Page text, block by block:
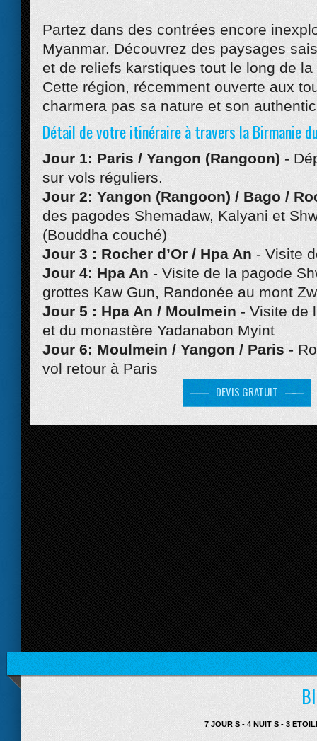
Partez dans des contrées encore
Myanmar. Découvrez des paysages
et de reliefs karstiques tout le long de
Cette région, récemment ouverte aux
charmera pas sa nature et son
Détail de votre itinéraire à travers la Birmanie
Jour 1: Paris / Yangon (Rangoon) -
sur vols réguliers.
Jour 2: Yangon (Rangoon) / Bago /
des pagodes Shemadaw, Kalyani et
(Bouddha couché)
Jour 3 : Rocher d’Or / Hpa An- Visite
Jour 4: Hpa An - Visite de la pagode
grottes Kaw Gun, Randonée au mont
Jour 5 : Hpa An / Moulmein - Visite de
et du monastère Yadanabon Myint
Jour 6: Moulmein / Yangon / Paris -
vol retour à Paris
DEVIS GRATUIT
7 JOUR S - 4 NUIT S - 3